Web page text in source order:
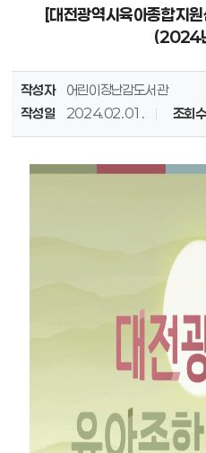
[대전광역시육아종합지
(2024
작성자
어린이장난감도서관
작성일
2024.02.01. 조회수